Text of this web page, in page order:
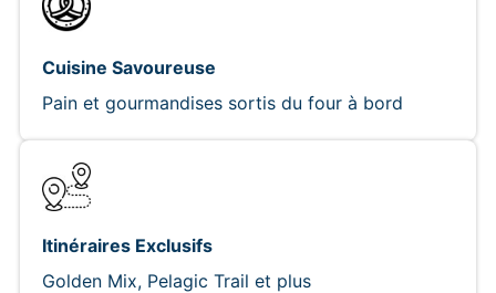
Cuisine Savoureuse
Pain et gourmandises sortis du four à bord
Itinéraires Exclusifs
Golden Mix, Pelagic Trail et plus